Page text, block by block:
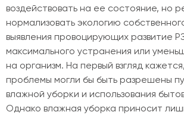
воздействовать на ее состояние, но
нормализовать экологию
выявления провоцирующих развитие
максимального устранения или
на организм. На первый взгляд
проблемы могли бы быть разрешены
влажной уборки и использования
Однако влажная уборка приносит